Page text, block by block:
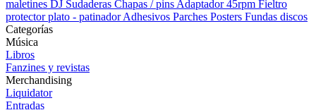
maletines DJ Sudaderas Chapas / pins Adaptador 45rpm Fieltro
protector plato - patinadorAdhesivos Parches Posters Fundas discos
Categorías
Música
Libros
Fanzines y revistas
Merchandising
Liquidator
Entradas